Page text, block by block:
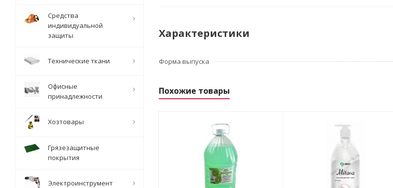
Характеристики
Форма выпуска
Похожие товары
Средства
индивидуальной
защиты
Технические ткани
Офисные
принадлежности
Хозтовары
Грязезащитные
покрытия
Электроинструмент